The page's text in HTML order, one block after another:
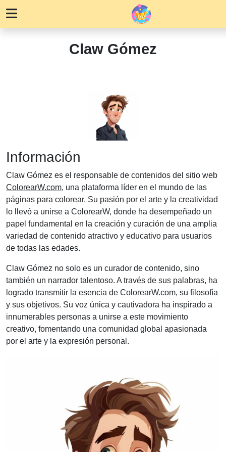
Claw Gómez
Información
Claw Gómez es el responsable de contenidos del sitio web
ColorearW.com, una plataforma líder en el mundo de las
páginas para colorear. Su pasión por el arte y la creatividad
lo llevó a unirse a ColorearW, donde ha desempeñado un
papel fundamental en la creación y curación de una amplia
variedad de contenido atractivo y educativo para usuarios
de todas las edades.
Claw Gómez no solo es un curador de contenido, sino
también un narrador talentoso. A través de sus palabras, ha
logrado transmitir la esencia de ColorearW.com, su filosofía
y sus objetivos. Su voz única y cautivadora ha inspirado a
innumerables personas a unirse a este movimiento
creativo, fomentando una comunidad global apasionada
por el arte y la expresión personal.